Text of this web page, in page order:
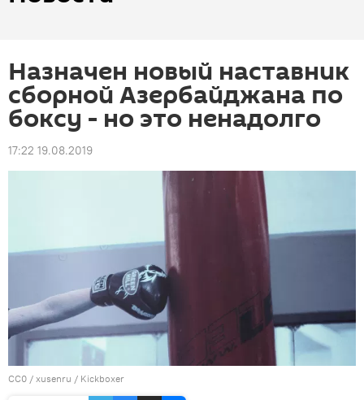
Назначен новый наставник
сборной Азербайджана по
боксу - но это ненадолго
17:22 19.08.2019
CC0 / xusenru / Kickboxer